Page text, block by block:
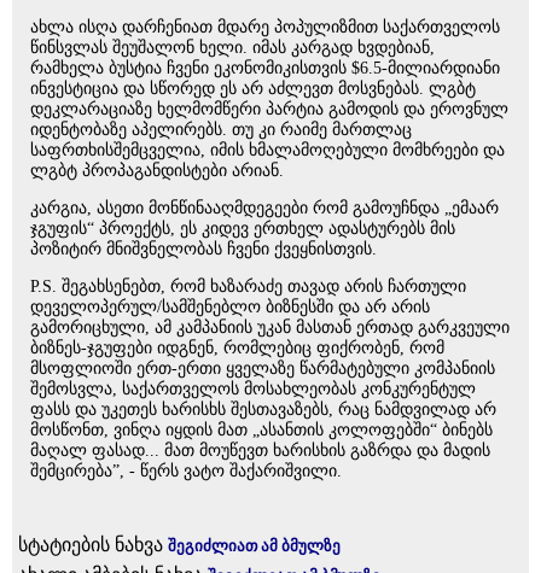
ახლა ისღა დარჩენიათ მდარე პოპულიზმით საქართველოს
წინსვლას შეუშალონ ხელი. იმას კარგად ხვდებიან,
რამხელა ბუსტია ჩვენი ეკონომიკისთვის $6.5-მილიარდიანი
ინვესტიცია და სწორედ ეს არ აძლევთ მოსვნებას. ლგბტ
დეკლარაციაზე ხელმომწერი პარტია გამოდის და ეროვნულ
იდენტობაზე აპელირებს. თუ კი რაიმე მართლაც
საფრთხისშემცველია, იმის ხმალამოღებული მომხრეები და
ლგბტ პროპაგანდისტები არიან.
კარგია, ასეთი მონწინააღმდეგეები რომ გამოუჩნდა „ემაარ
ჯგუფის“ პროექტს, ეს კიდევ ერთხელ ადასტურებს მის
პოზიტირ მნიშვნელობას ჩვენი ქვეყნისთვის.
P.S. შეგახსენებთ, რომ ხაზარაძე თავად არის ჩართული
დეველოპერულ/სამშენებლო ბიზნესში და არ არის
გამორიცხული, ამ კამპანიის უკან მასთან ერთად გარკვეული
ბიზნეს-ჯგუფები იდგნენ, რომლებიც ფიქრობენ, რომ
მსოფლიოში ერთ-ერთი ყველაზე წარმატებული კომპანიის
შემოსვლა, საქართველოს მოსახლეობას კონკურენტულ
ფასს და უკეთეს ხარისხს შესთავაზებს, რაც ნამდვილად არ
მოსწონთ, ვინღა იყდის მათ „ასანთის კოლოფებში“ ბინებს
მაღალ ფასად... მათ მოუწევთ ხარისხის გაზრდა და მადის
შემცირება”, - წერს ვატო შაქარიშვილი.
სტატიების ნახვა შეგიძლიათ ამ ბმულზე